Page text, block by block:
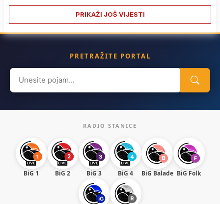
PRIKAŽI JOŠ VIJESTI
PRETRAŽITE PORTAL
Search
for:
RADIO STANICE
BiG 1 BiG 2 BiG 3 BiG 4 BiG Balade BiG Folk